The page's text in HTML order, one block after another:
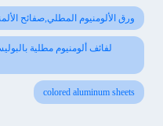
ورق الألومنيوم المطلي,صفائح
لفائف ألومنيوم مطلية
colored aluminum sheets